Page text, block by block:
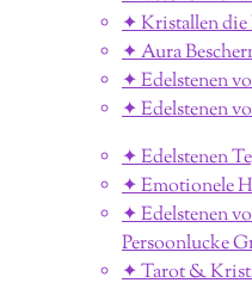
✦ Kristallen
✦ Aura
✦ Edelstenen
✦ Edelstenen
✦ Edelstenen
✦ Emotionele
✦ Edelstenen
Persoonlucke
✦ Tarot &